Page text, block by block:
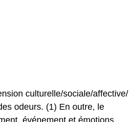
culturelle/sociale/affective/
odeurs. (1) En outre, le